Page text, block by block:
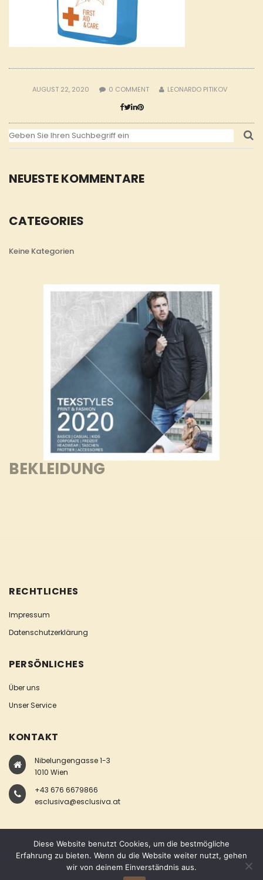
NEUESTE KOMMENTARE
CATEGORIES
Keine Kategorien
BEKLEIDUNG
AUGUST 22, 2020 0 COMMENT LEONARDO PITIKOV
RECHTLICHES
Impressum
Datenschutzerklärung
PERSÖNLICHES
Über uns
Unser Service
KONTAKT
Nibelungengasse 1-3
1010 Wien
+43 676 6679866
esclusiva@esclusiva.at
COPYRIGHT © ESCLUSIVA
Diese Website benutzt Cookies, um die bestmögliche
Erfahrung zu bieten. Wenn du die Website weiter nutzt, gehen
wir von deinem Einverständnis aus.